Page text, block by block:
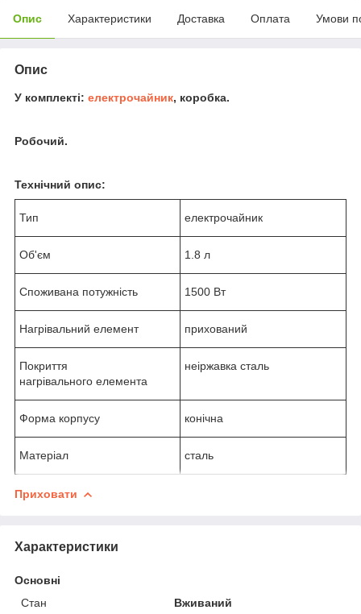
Опис Характеристики Доставка Оплата Умови
Опис
У комплекті: електрочайник, коробка.
Робочий.
Технічний опис:
Тип електрочайник
Об'єм 1.8 л
Споживана потужність 1500 Вт
Нагрівальний елемент прихований
Покриття
нагрівального елемента
неіржавка сталь
Форма корпусу конічна
Матеріал сталь
Приховати
Характеристики
Основні
Стан
Вживаний